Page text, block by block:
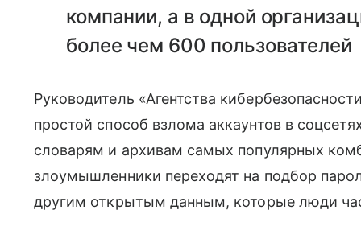
компании, а в одной
более чем 600 пользователей
Руководитель «Агентства
простой способ взлома аккаунтов в
словарям и архивам самых популярных
злоумышленники переходят на подбор
другим открытым данным, которые люди